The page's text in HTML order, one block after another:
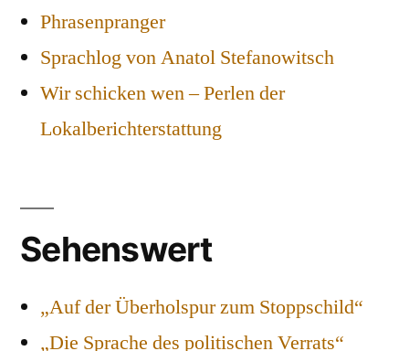
Phrasenpranger
Sprachlog von Anatol Stefanowitsch
Wir schicken wen – Perlen der
Lokalberichterstattung
Sehenswert
„Auf der Überholspur zum Stoppschild“
„Die Sprache des politischen Verrats“